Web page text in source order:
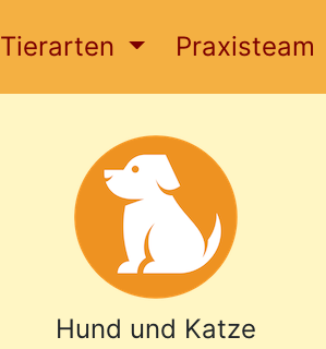
Tierarten Praxisteam
Hund und Katze